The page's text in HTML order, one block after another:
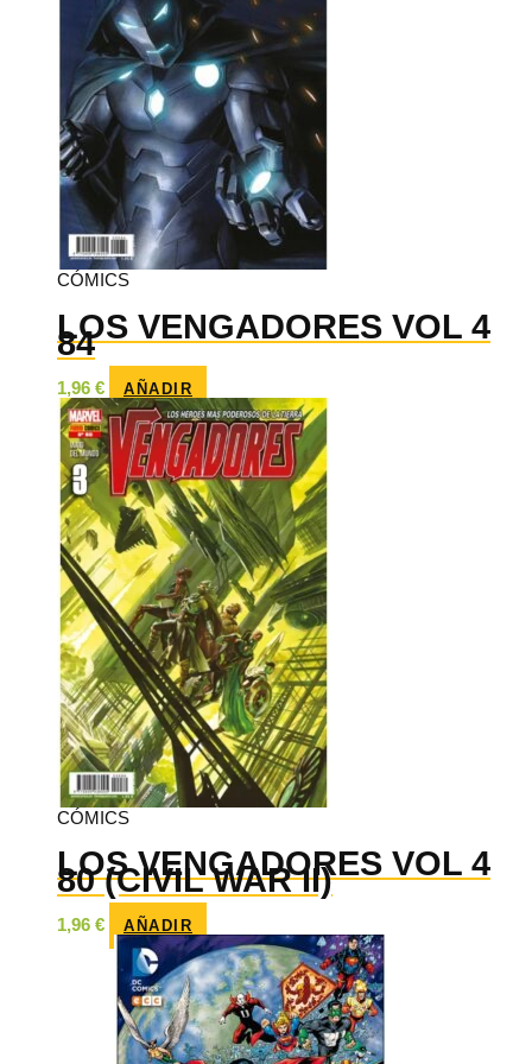
CÓMICS
LOS VENGADORES VOL 4
84
1,96 € AÑADIR
CÓMICS
LOS VENGADORES VOL 4
80 (CIVIL WAR II)
1,96 € AÑADIR